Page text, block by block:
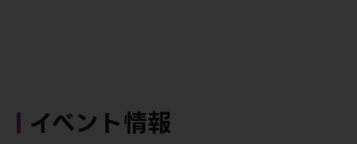
イベント情報